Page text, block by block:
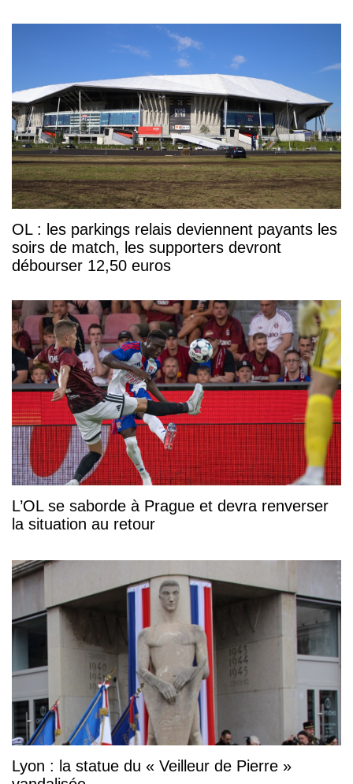
OL : les parkings relais deviennent payants les
soirs de match, les supporters devront
débourser 12,50 euros
L’OL se saborde à Prague et devra renverser
la situation au retour
Lyon : la statue du « Veilleur de Pierre »